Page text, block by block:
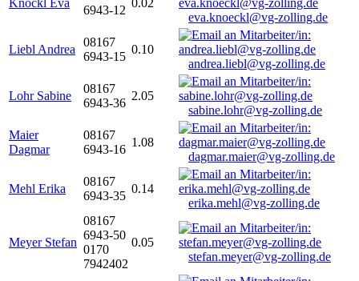
Knöckl Eva
6943-12
0.02
eva.knoeckl@vg-zolling.de
Liebl Andrea
08167
6943-15
0.10
andrea.liebl@vg-zolling.de
Lohr Sabine
08167
6943-36
2.05
sabine.lohr@vg-zolling.de
Maier
Dagmar
08167
6943-16
1.08
dagmar.maier@vg-zolling.de
Mehl Erika
08167
6943-35
0.14
erika.mehl@vg-zolling.de
Meyer Stefan
08167
6943-50
0170
7942402
0.05
stefan.meyer@vg-zolling.de